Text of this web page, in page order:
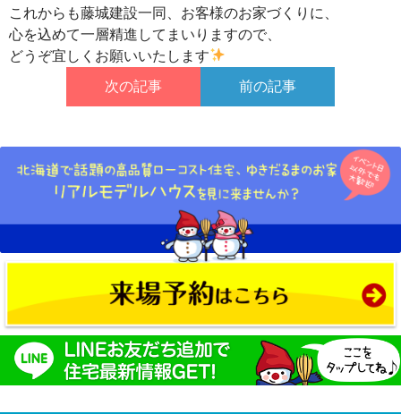
これからも藤城建設一同、お客様のお家づくりに、
心を込めて一層精進してまいりますので、
どうぞ宜しくお願いいたします
次の記事 前の記事